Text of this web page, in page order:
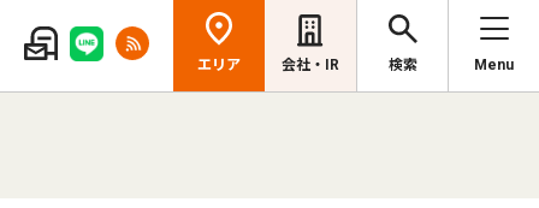
エリア 会社・IR 検索 Menu